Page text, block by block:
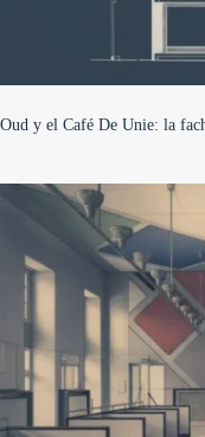
Oud y el Café De Unie: la